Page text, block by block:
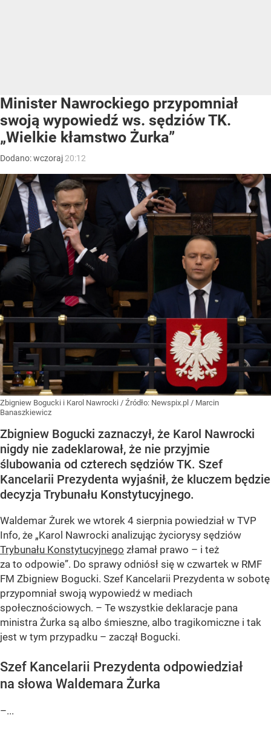
Minister Nawrockiego przypomniał
swoją wypowiedź ws. sędziów TK.
„Wielkie kłamstwo Żurka”
Dodano:wczoraj 20:12
Zbigniew Bogucki i Karol Nawrocki / Źródło: Newspix.pl / Marcin
Banaszkiewicz
Zbigniew Bogucki zaznaczył, że Karol Nawrocki
nigdy nie zadeklarował, że nie przyjmie
ślubowania od czterech sędziów TK. Szef
Kancelarii Prezydenta wyjaśnił, że kluczem będzie
decyzja Trybunału Konstytucyjnego.
Waldemar Żurek we wtorek 4 sierpnia powiedział w TVP
Info, że „Karol Nawrocki analizując życiorysy sędziów
Trybunału Konstytucyjnego złamał prawo – i też
za to odpowie”. Do sprawy odniósł się w czwartek w RMF
FM Zbigniew Bogucki. Szef Kancelarii Prezydenta w sobotę
przypomniał swoją wypowiedź w mediach
społecznościowych. – Te wszystkie deklaracje pana
ministra Żurka są albo śmieszne, albo tragikomiczne i tak
jest w tym przypadku – zaczął Bogucki.
Szef Kancelarii Prezydenta odpowiedział
na słowa Waldemara Żurka
–...